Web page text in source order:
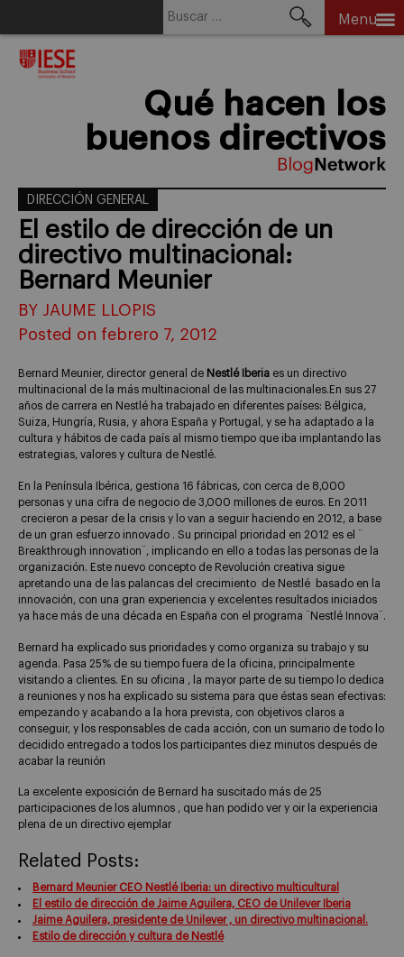
Menu
Qué hacen los
buenos directivos
DIRECCIÓN GENERAL
El estilo de dirección de un
directivo multinacional:
Bernard Meunier
BY JAUME LLOPIS
Posted on febrero 7, 2012
Bernard Meunier, director general de Nestlé Iberia es un directivo
multinacional de la más multinacional de las multinacionales.En sus 27
años de carrera en Nestlé ha trabajado en diferentes países: Bélgica,
Suiza, Hungría, Rusia, y ahora España y Portugal, y se ha adaptado a la
cultura y hábitos de cada país al mismo tiempo que iba implantando las
estrategias, valores y cultura de Nestlé.
En la Península Ibérica, gestiona 16 fábricas, con cerca de 8,000
personas y una cifra de negocio de 3,000 millones de euros. En 2011
crecieron a pesar de la crisis y lo van a seguir haciendo en 2012, a base
de un gran esfuerzo innovado . Su principal prioridad en 2012 es el ¨
Breakthrough innovation¨, implicando en ello a todas las personas de la
organización. Este nuevo concepto de Revolución creativa sigue
apretando una de las palancas del crecimiento de Nestlé basado en la
innovación, con una gran experiencia y excelentes resultados iniciados
ya hace más de una década en España con el programa ¨Nestlé Innova¨.
Bernard ha explicado sus prioridades y como organiza su trabajo y su
agenda. Pasa 25% de su tiempo fuera de la oficina, principalmente
visitando a clientes. En su oficina , la mayor parte de su tiempo lo dedica
a reuniones y nos ha explicado su sistema para que éstas sean efectivas:
empezando y acabando a la hora prevista, con objetivos claros a
conseguir, y los responsables de cada acción, con un sumario de todo lo
decidido entregado a todos los participantes diez minutos después de
acabar la reunión
La excelente exposición de Bernard ha suscitado más de 25
participaciones de los alumnos , que han podido ver y oir la experiencia
plena de un directivo ejemplar
Related Posts:
Bernard Meunier CEO Nestlé Iberia: un directivo multicultural
El estilo de dirección de Jaime Aguilera, CEO de Unilever Iberia
Jaime Aguilera, presidente de Unilever , un directivo multinacional.
Estilo de dirección y cultura de Nestlé